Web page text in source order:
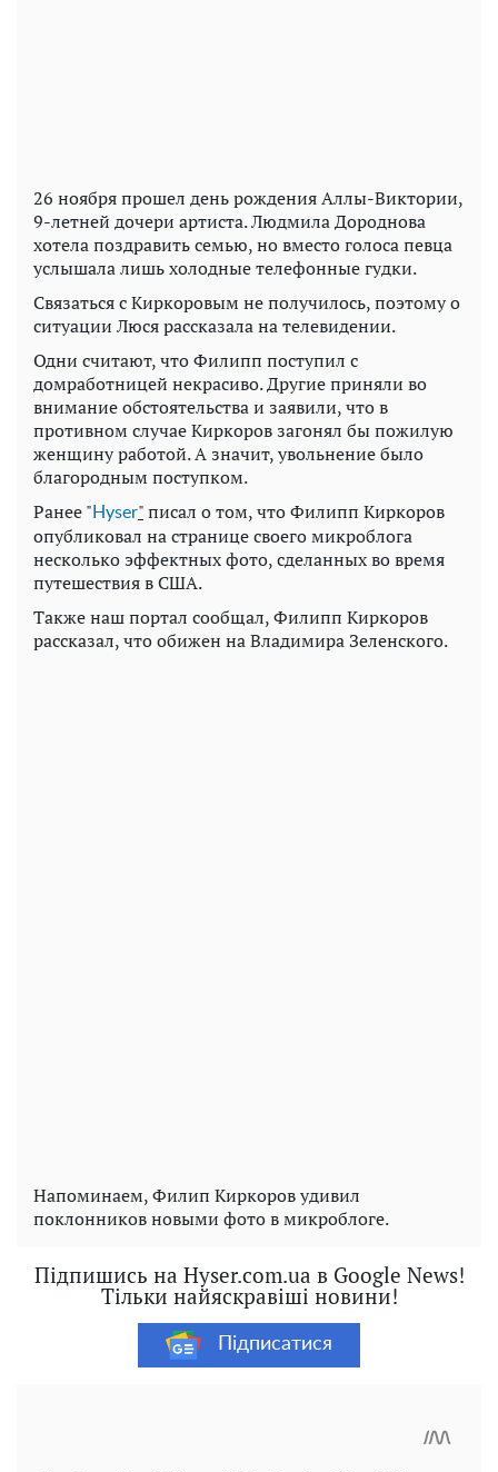
26 ноября прошел день рождения Аллы-Виктории,
9-летней дочери артиста. Людмила Дороднова
хотела поздравить семью, но вместо голоса певца
услышала лишь холодные телефонные гудки.
Связаться с Киркоровым не получилось, поэтому о
ситуации Люся рассказала на телевидении.
Одни считают, что Филипп поступил с
домработницей некрасиво. Другие приняли во
внимание обстоятельства и заявили, что в
противном случае Киркоров загонял бы пожилую
женщину работой. А значит, увольнение было
благородным поступком.
Ранее " Нyser"писал о том, что Филипп Киркоров
опубликовал на странице своего микроблога
несколько эффектных фото, сделанных во время
путешествия в США.
Также наш портал сообщал, Филипп Киркоров
рассказал, что обижен на Владимира Зеленского.
Напоминаем, Филип Киркоров удивил
поклонников новыми фото в микроблоге.
Підпишись на Hyser.com.ua в Google News!
Тільки найяскравіші новини!
Підписатися